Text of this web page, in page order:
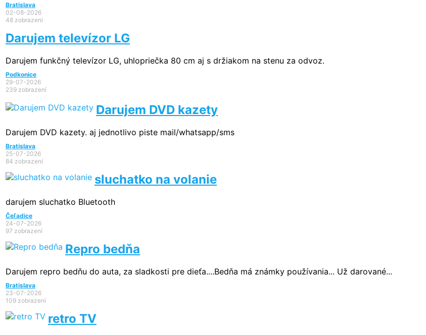
Bratislava
02-08-2026
48 zobrazení
Darujem televízor LG
Darujem funkčný televízor LG, uhlopriečka 80 cm aj s držiakom na stenu za odvoz.
Podkonice
29-07-2026
239 zobrazení
Darujem DVD kazety
Darujem DVD kazety. aj jednotlivo piste mail/whatsapp/sms
Bratislava
25-07-2026
84 zobrazení
sluchatko na volanie
darujem sluchatko Bluetooth
Čeľadice
24-07-2026
97 zobrazení
Repro bedňa
Darujem repro bedňu do auta, za sladkosti pre dieťa....Bedňa má známky používania... Už darované...
Bratislava
23-07-2026
109 zobrazení
retro TV